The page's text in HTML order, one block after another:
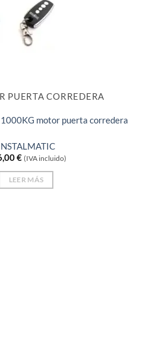
PUERTA CORREDERA
motor puerta corredera
€ (IVA incluido)
LEER MÁS